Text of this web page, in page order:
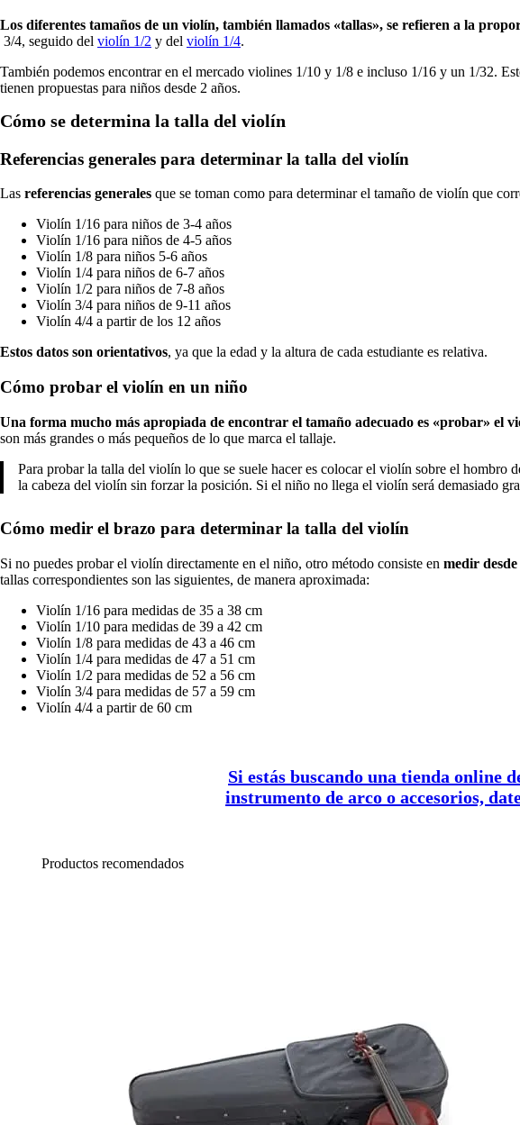
Los diferentes tamaños de un violín, también llamados «tallas», se refieren a la
3/4, seguido del violín 1/2 y del violín 1/4.
También podemos encontrar en el mercado violines 1/10 y 1/8 e incluso 1/16 y un 1/32.
tienen propuestas para niños desde 2 años.
Cómo se determina la talla del violín
Referencias generales para determinar la talla del violín
Las referencias generales que se toman como para determinar el tamaño de violín que
Violín 1/16 para niños de 3-4 años
Violín 1/16 para niños de 4-5 años
Violín 1/8 para niños 5-6 años
Violín 1/4 para niños de 6-7 años
Violín 1/2 para niños de 7-8 años
Violín 3/4 para niños de 9-11 años
Violín 4/4 a partir de los 12 años
Estos datos son orientativos, ya que la edad y la altura de cada estudiante es relativa.
Cómo probar el violín en un niño
Una forma mucho más apropiada de encontrar el tamaño adecuado es «probar» el
son más grandes o más pequeños de lo que marca el tallaje.
Para probar la talla del violín lo que se suele hacer es colocar el violín sobre el
la cabeza del violín sin forzar la posición. Si el niño no llega el violín será demasiado
Cómo medir el brazo para determinar la talla del violín
Si no puedes probar el violín directamente en el niño, otro método consiste en medir
tallas correspondientes son las siguientes, de manera aproximada:
Violín 1/16 para medidas de 35 a 38 cm
Violín 1/10 para medidas de 39 a 42 cm
Violín 1/8 para medidas de 43 a 46 cm
Violín 1/4 para medidas de 47 a 51 cm
Violín 1/2 para medidas de 52 a 56 cm
Violín 3/4 para medidas de 57 a 59 cm
Violín 4/4 a partir de 60 cm
Si estás buscando una tienda online
instrumento de arco o accesorios,
Productos recomendados